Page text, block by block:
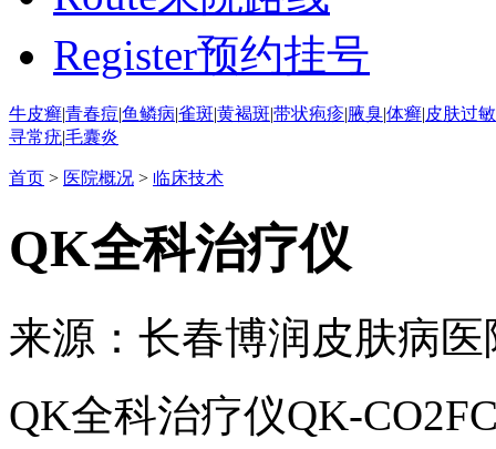
Register预约挂号
牛皮癣|青春痘|鱼鳞病|雀斑|黄褐斑|带状疱疹|腋臭|体癣|皮肤过敏
寻常疣|毛囊炎
首页 > 医院概况 > 临床技术
QK全科治疗仪
来源：长春博润皮肤病医
QK全科治疗仪QK-